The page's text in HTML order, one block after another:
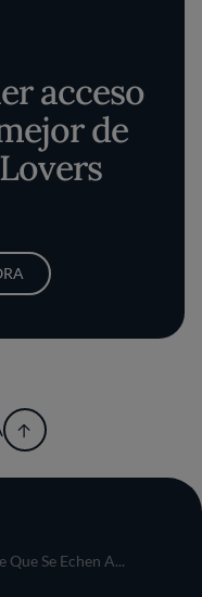
acceso
de
Que Se Echen A...